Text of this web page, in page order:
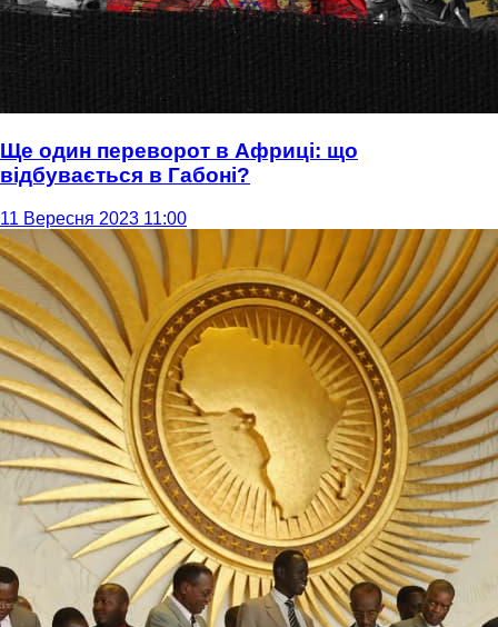
Ще один переворот в Африці: що
відбувається в Габоні?
11 Вересня 2023 11:00